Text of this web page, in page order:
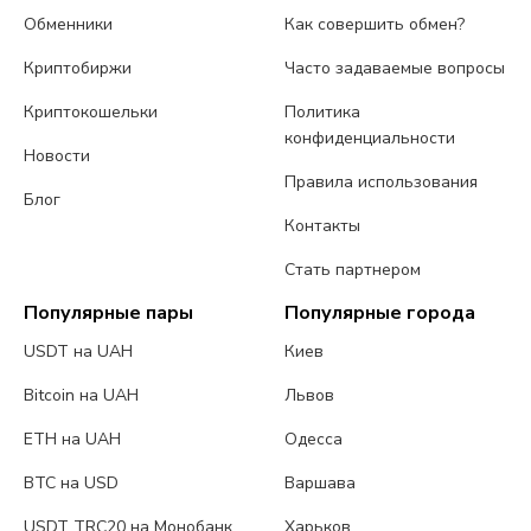
Обменники
Криптобиржи
Криптокошельки
Новости
Блог
Как совершить обмен?
Часто задаваемые вопросы
Политика
конфиденциальности
Правила использования
Контакты
Стать партнером
Популярные пары
USDT на UAH
Bitcoin на UAH
ETH на UAH
BTC на USD
USDT TRC20 на Монобанк
Популярные города
Киев
Львов
Одесса
Варшава
Харьков